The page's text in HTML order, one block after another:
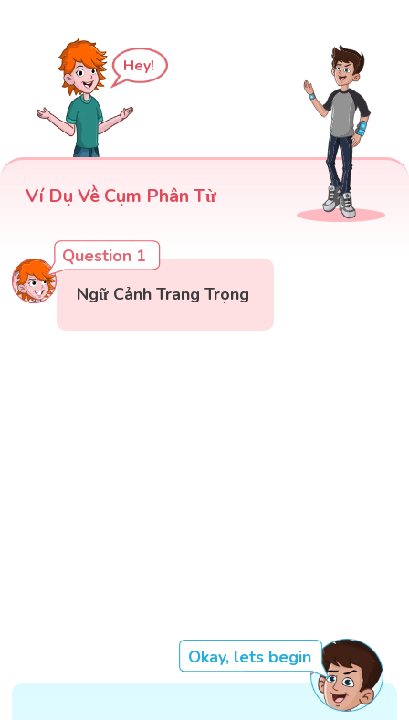
Hey!
Ví Dụ Về Cụm Phân Từ
Question 1
Ngữ Cảnh Trang Trọng
Okay, lets begin